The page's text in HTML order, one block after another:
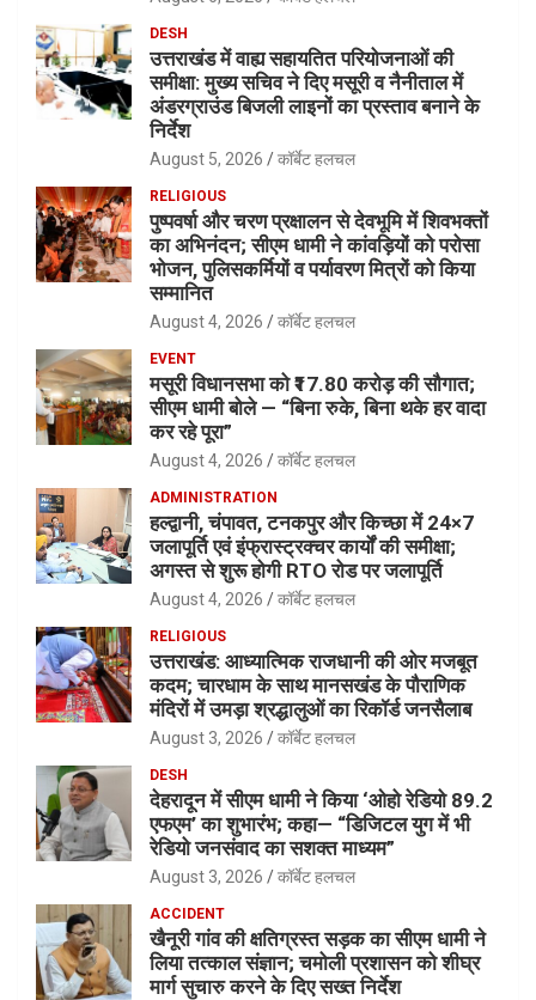
DESH
उत्तराखंड में वाह्य सहायतित परियोजनाओं की
समीक्षा: मुख्य सचिव ने दिए मसूरी व नैनीताल में
अंडरग्राउंड बिजली लाइनों का प्रस्ताव बनाने के
निर्देश
August 5, 2026 कॉर्बेट हलचल
RELIGIOUS
पुष्पवर्षा और चरण प्रक्षालन से देवभूमि में शिवभक्तों
का अभिनंदन; सीएम धामी ने कांवड़ियों को परोसा
भोजन, पुलिसकर्मियों व पर्यावरण मित्रों को किया
सम्मानित
August 4, 2026 कॉर्बेट हलचल
EVENT
मसूरी विधानसभा को ₹17.80 करोड़ की सौगात;
सीएम धामी बोले — “बिना रुके, बिना थके हर वादा
कर रहे पूरा”
August 4, 2026 कॉर्बेट हलचल
ADMINISTRATION
हल्द्वानी, चंपावत, टनकपुर और किच्छा में 24×7
जलापूर्ति एवं इंफ्रास्ट्रक्चर कार्यों की समीक्षा;
अगस्त से शुरू होगी RTO रोड पर जलापूर्ति
August 4, 2026 कॉर्बेट हलचल
RELIGIOUS
उत्तराखंड: आध्यात्मिक राजधानी की ओर मजबूत
कदम; चारधाम के साथ मानसखंड के पौराणिक
मंदिरों में उमड़ा श्रद्धालुओं का रिकॉर्ड जनसैलाब
August 3, 2026 कॉर्बेट हलचल
DESH
देहरादून में सीएम धामी ने किया ‘ओहो रेडियो 89.2
एफएम’ का शुभारंभ; कहा— “डिजिटल युग में भी
रेडियो जनसंवाद का सशक्त माध्यम”
August 3, 2026 कॉर्बेट हलचल
ACCIDENT
खैनूरी गांव की क्षतिग्रस्त सड़क का सीएम धामी ने
लिया तत्काल संज्ञान; चमोली प्रशासन को शीघ्र
मार्ग सुचारु करने के दिए सख्त निर्देश